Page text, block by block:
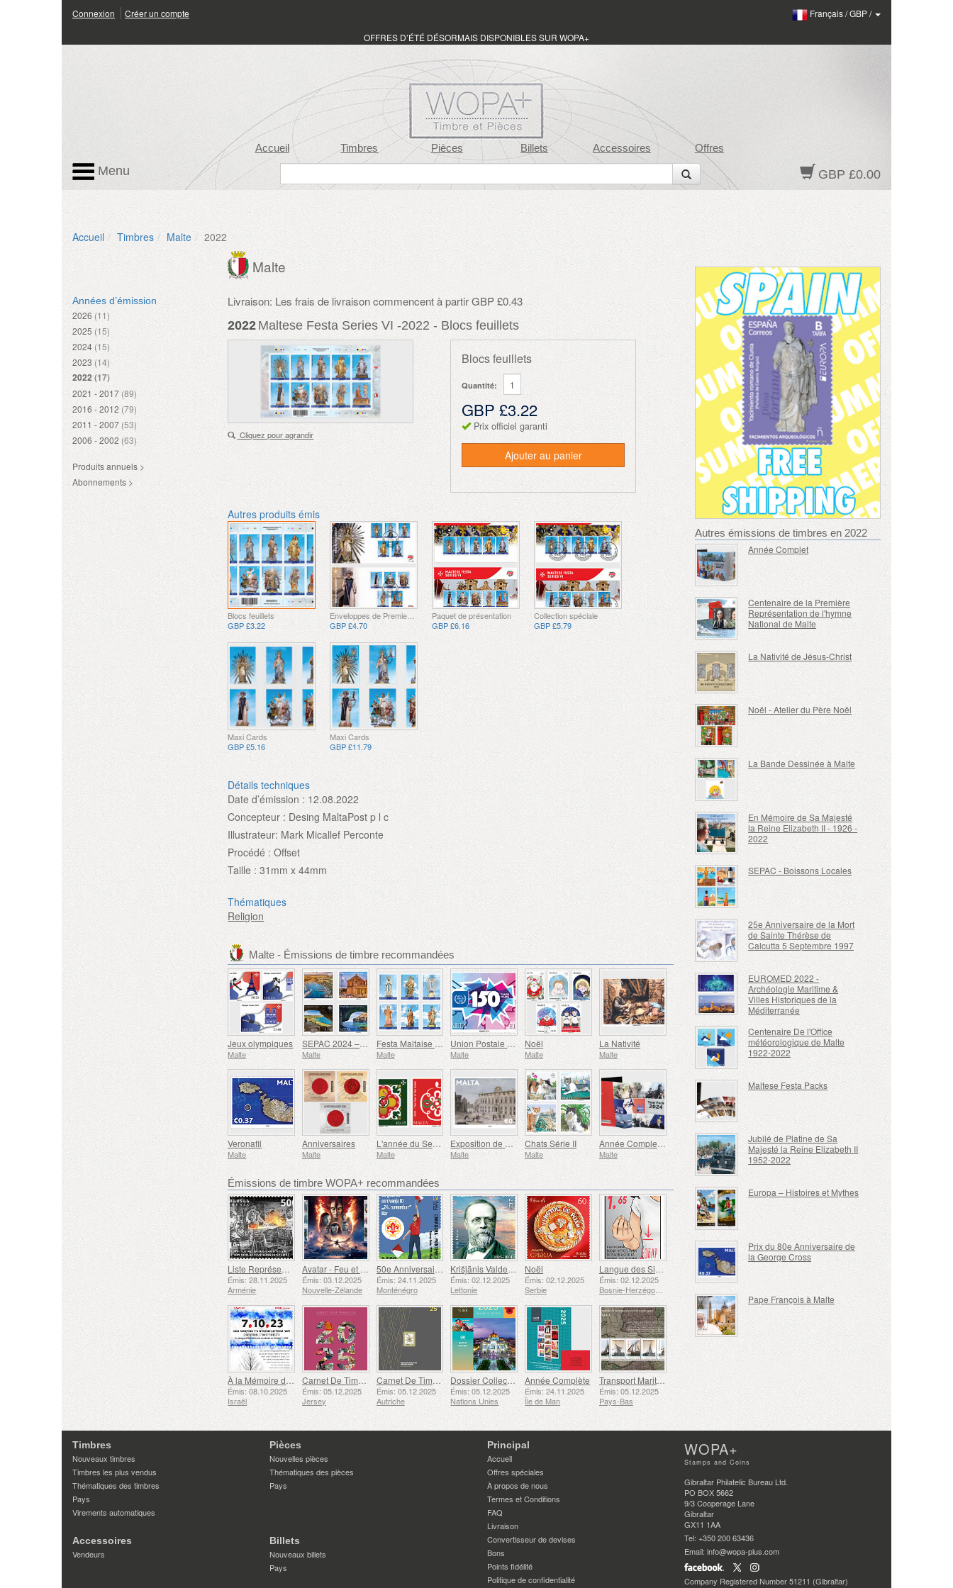
Connexion Créer un compte Français/GBP/
OFFRES D’ÉTÉ DÉSORMAIS DISPONIBLES SUR WOPA+
Accueil Timbres Pièces Billets Accessoires Offres
GBP £0.00
Menu
Accueil Timbres Malte 2022
Années d’émission
2026 (11)
2025 (15)
2024 (15)
2023 (14)
2022 (17)
2021 - 2017 (89)
2016 - 2012 (79)
2011 - 2007 (53)
2006 - 2002 (63)
Produits annuels >
Abonnements >
Malte
Livraison: Les frais de livraison commencent à partir GBP £0.43
2022 Maltese Festa Series VI -2022 - Blocs feuillets
Cliquez pour agrandir
Blocs feuillets
Quantité:
GBP £3.22
Prix officiel garanti
Ajouter au panier
Autres produits émis
Blocs feuillets
GBP £3.22
GBP £4.70
Paquet de présentation
GBP £6.16
Collection spéciale
GBP £5.79
Maxi Cards
GBP £5.16
Maxi Cards
GBP £11.79
Détails techniques
Date d’émission : 12.08.2022
Concepteur : Desing MaltaPost p l c
Illustrateur: Mark Micallef Perconte
Procédé : Offset
Taille : 31mm x 44mm
Thématiques
Religion
Malte - Émissions de timbre recommandées
Jeux olympiques
Malte
SEPAC 2024 – Principales Attractions Touristiques
Malte
Festa Maltaise - Série VIII
Malte
Union Postale Universelle - 150e Anniversaire
Malte
Noël
Malte
La Nativité
Malte
Veronafil
Malte
Anniversaires
Malte
L'année du Serpent
Malte
Exposition de Timbres Maltex
Malte
Chats Série II
Malte
Année Complet 2024
Malte
Émissions de timbre WOPA+ recommandées
Liste Représentative du Patrimoine Culturel Immatériel de l'humanité de l'UNESCO - Tradition de la Forge à Gyumri
Émis: 28.11.2025
Arménie
Émis: 03.12.2025
Nouvelle-Zélande
50e Anniversaire de la Fondation du Bar Scout du 24 Novembre
Émis: 24.11.2025
Monténégro
Krišjānis Valdemārs
Émis: 02.12.2025
Lettonie
Noël
Émis: 02.12.2025
Serbie
Langue des Signes - Bien
Émis: 02.12.2025
Bosnie-Herzégovine - République de Srpska
Émis: 08.10.2025
Israël
Carnet De Timbres
Émis: 05.12.2025
Jersey
Carnet De Timbres
Émis: 05.12.2025
Autriche
Dossier Collection Annuelle (New York)
Émis: 05.12.2025
Nations Unies
Année Complète
Émis: 24.11.2025
Île de Man
Transport Maritime aux XVIIe et XVIIIe Siècles – Transport de Tourbe
Émis: 05.12.2025
Pays-Bas
Autres émissions de timbres en 2022
Année Complet
Centenaire de la Première
Représentation de l'hymne
National de Malte
La Nativité de Jésus-Christ
Noël - Atelier du Père Noël
La Bande Dessinée à Malte
En Mémoire de Sa Majesté
la Reine Elizabeth II - 1926 -
2022
SEPAC - Boissons Locales
25e Anniversaire de la Mort
de Sainte Thérèse de
Calcutta 5 Septembre 1997
EUROMED 2022 -
Archéologie Maritime &
Villes Historiques de la
Méditerranée
Centenaire De l'Office
météorologique de Malte
1922-2022
Maltese Festa Packs
Jubilé de Platine de Sa
Majesté la Reine Elizabeth II
1952-2022
Europa – Histoires et Mythes
Prix ​​du 80e Anniversaire de
la George Cross
Pape François à Malte
Timbres
Nouveaux timbres
Timbres les plus vendus
Thématiques des timbres
Pays
Virements automatiques
Pièces
Nouvelles pièces
Thématiques des pièces
Pays
Accessoires
Vendeurs
Billets
Nouveaux billets
Pays
Principal
Accueil
Offres spéciales
À propos de nous
Termes et Conditions
FAQ
Livraison
Convertisseur de devises
Bons
Points fidélité
Politique de confidentialité
WOPA+
Stamps and Coins
Gibraltar Philatelic Bureau Ltd.
PO BOX 5662
9/3 Cooperage Lane
Gibraltar
GX11 1AA
Tel: +350 200 63436
Email: info@wopa-plus.com
Company Registered Number 51211 (Gibraltar)